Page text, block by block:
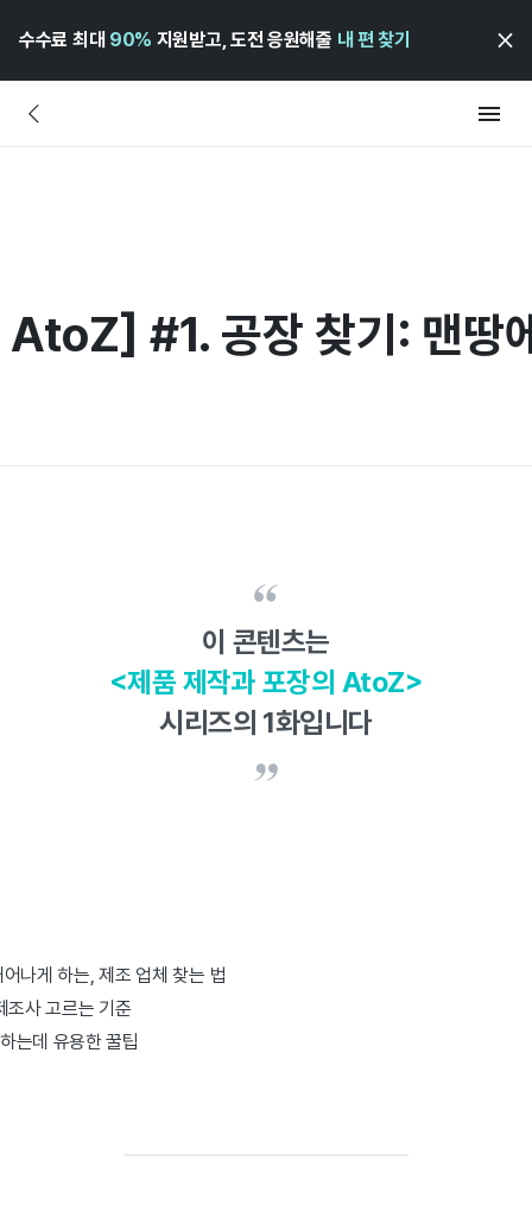
수수료 최대 90% 지원받고, 도전 응원해줄 내 편 찾기
#1. 공장 찾기: 맨땅
이 콘텐츠는
<제품 제작과 포장의 AtoZ>
시리즈의 1화입니다
나게 하는, 제조 업체 찾는 법
조사 고르는 기준
는데 유용한 꿀팁